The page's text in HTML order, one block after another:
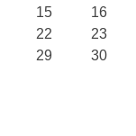
15
16
22
23
29
30